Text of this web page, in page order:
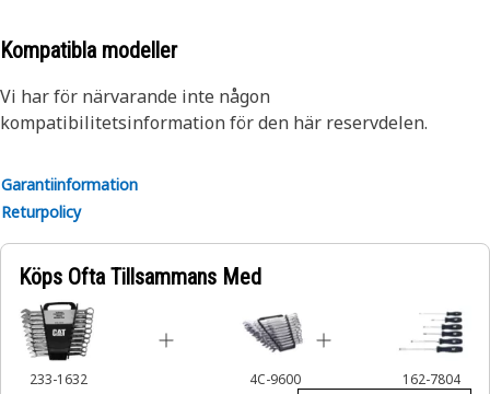
Kompatibla modeller
Vi har för närvarande inte någon
kompatibilitetsinformation för den här reservdelen.
Garantiinformation
Returpolicy
Köps Ofta Tillsammans Med
233-1632 4C-9600 162-7804